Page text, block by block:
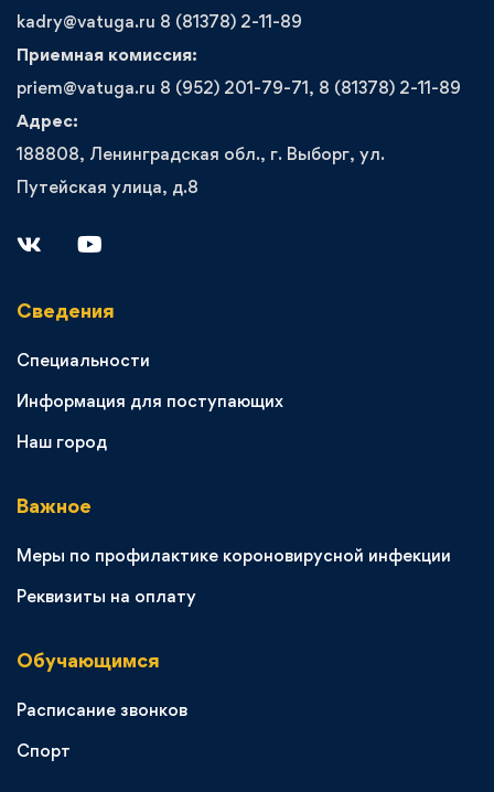
kadry@vatuga.ru 8 (81378) 2-11-89
Приемная комиссия:
priem@vatuga.ru 8 (952) 201-79-71, 8 (81378) 2-11-89
Адрес:
188808, Ленинградская обл., г. Выборг, ул.
Путейская улица, д.8
Сведения
Специальности
Информация для поступающих
Наш город
Важное
Меры по профилактике короновирусной инфекции
Реквизиты на оплату
Обучающимся
Расписание звонков
Спорт